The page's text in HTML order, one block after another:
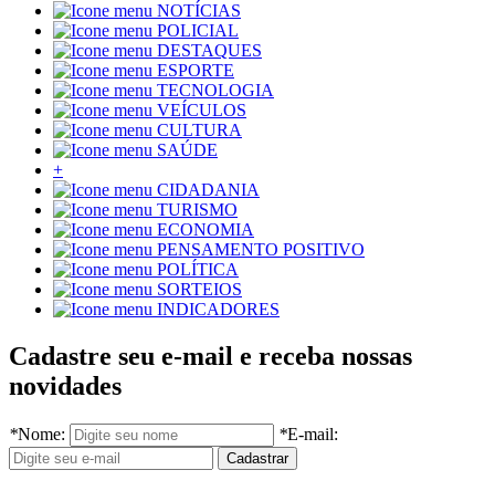
NOTÍCIAS
POLICIAL
DESTAQUES
ESPORTE
TECNOLOGIA
VEÍCULOS
CULTURA
SAÚDE
+
CIDADANIA
TURISMO
ECONOMIA
PENSAMENTO POSITIVO
POLÍTICA
SORTEIOS
INDICADORES
Cadastre seu e-mail e receba nossas
novidades
*Nome: *E-mail: